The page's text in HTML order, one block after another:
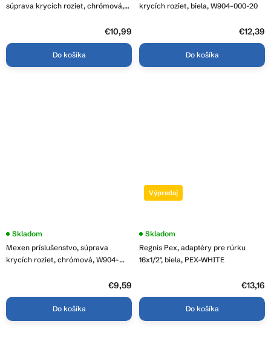
súprava krycích roziet, chrómová,
€10,99
Do košíka
krycích roziet, biela, W904-000-20
€12,39
Do košíka
Mexen príslušenstvo, súprava
krycích roziet, chrómová, W904-
Skladom
€9,59
Do košíka
Výpredaj
Regnis Pex, adaptéry pre rúrku
16x1/2", biela, PEX-WHITE
Skladom
€13,16
Do košíka